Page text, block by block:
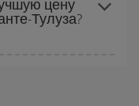
(эконом) или они
цену
Тулуза?